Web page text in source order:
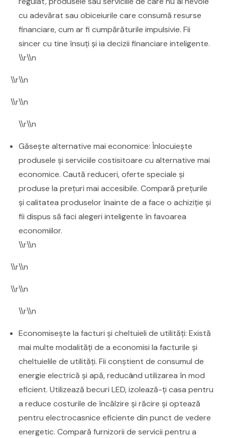
cu adevărat sau obiceiurile care consumă resurse
financiare, cum ar fi cumpărăturile impulsivie. Fii
sincer cu tine însuți și ia decizii financiare inteligente.
\\r\\n
\\r\\n
\\r\\n
\\r\\n
Găsește alternative mai economice: Înlocuiește
produsele și serviciile costisitoare cu alternative mai
economice. Caută reduceri, oferte speciale și
produse la prețuri mai accesibile. Compară prețurile
și calitatea produselor înainte de a face o achiziție și
fii dispus să faci alegeri inteligente în favoarea
economiilor.
\\r\\n
\\r\\n
\\r\\n
\\r\\n
Economisește la facturi și cheltuieli de utilități: Există
mai multe modalități de a economisi la facturile și
cheltuielile de utilități. Fii conștient de consumul de
energie electrică și apă, reducând utilizarea în mod
eficient. Utilizează becuri LED, izolează-ți casa pentru
a reduce costurile de încălzire și răcire și optează
pentru electrocasnice eficiente din punct de vedere
energetic. Compară furnizorii de servicii pentru a